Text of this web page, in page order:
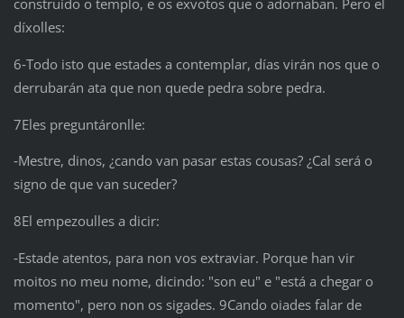
díxolles:
6‑Todo isto que estades a contemplar, días virán nos que o
derrubarán ata que non quede pedra sobre pedra.
7Eles preguntáronlle:
‑Mestre, dinos, ¿cando van pasar estas cousas? ¿Cal será o
signo de que van suceder?
8El empezoulles a dicir:
‑Estade atentos, para non vos extraviar. Porque han vir
moitos no meu nome, dicindo: "son eu" e "está a chegar o
momento", pero non os sigades. 9Cando oiades falar de